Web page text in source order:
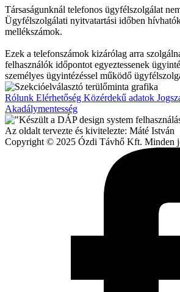
Társaságunknál telefonos ügyfélszolgálat
Ügyfélszolgálati nyitvatartási időben
mellékszámok.
Ezek a telefonszámok kizárólag arra
felhasználók időpontot egyeztessenek
személyes ügyintézéssel működő
Rólunk Elérhetőség Közérdekű adatok
Akadálymentesség
Az oldalt tervezte és kivitelezte: Máté István
Copyright © 2025 Ózdi Távhő Kft. Minden